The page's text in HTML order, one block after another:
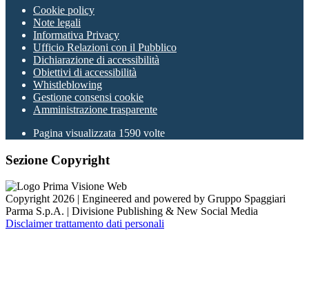
Cookie policy
Note legali
Informativa Privacy
Ufficio Relazioni con il Pubblico
Dichiarazione di accessibilità
Obiettivi di accessibilità
Whistleblowing
Gestione consensi cookie
Amministrazione trasparente
Pagina visualizzata 1590 volte
Sezione Copyright
Copyright 2026 | Engineered and powered by Gruppo Spaggiari
Parma S.p.A. | Divisione Publishing & New Social Media
Disclaimer trattamento dati personali